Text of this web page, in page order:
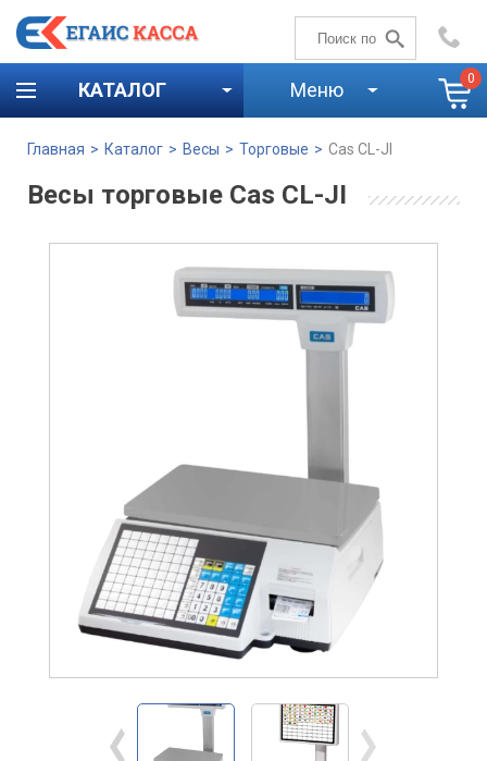
+7 (4842)59-58-00
КАТАЛОГ Меню 0
Главная > Каталог > Весы > Торговые > Cas CL-JI
Весы торговые Cas CL-JI